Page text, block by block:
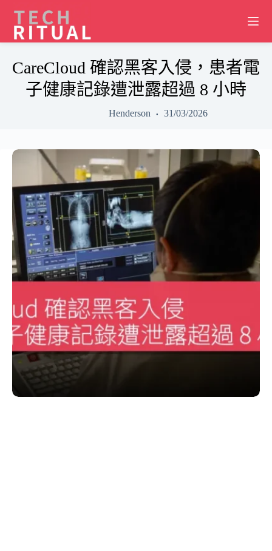
content
CareCloud 確認黑客入侵，患者電
子健康記錄遭泄露超過 8 小時
Henderson 31/03/2026